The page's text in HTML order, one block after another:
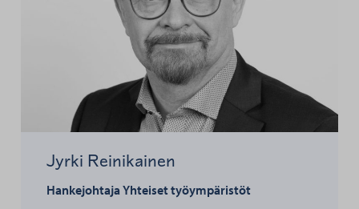
Jyrki Reinikainen
Hankejohtaja Yhteiset työympäristöt